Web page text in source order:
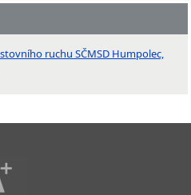
ruchu SČMSD Humpolec,